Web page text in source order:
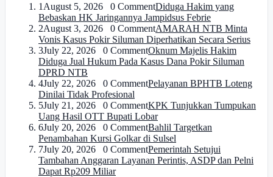
1 August 5, 2026 0 CommentDiduga Hakim yang
Bebaskan HK Jaringannya Jampidsus Febrie
2August 3, 2026 0 CommentAMARAH NTB Minta
Vonis Kasus Pokir Siluman Diperhatikan Secara Serius
3July 22, 2026 0 CommentOknum Majelis Hakim
Diduga Jual Hukum Pada Kasus Dana Pokir Siluman
DPRD NTB
4July 22, 2026 0 CommentPelayanan BPHTB Loteng
Dinilai Tidak Profesional
5July 21, 2026 0 CommentKPK Tunjukkan Tumpukan
Uang Hasil OTT Bupati Lobar
6July 20, 2026 0 CommentBahlil Targetkan
Penambahan Kursi Golkar di Sulsel
7July 20, 2026 0 CommentPemerintah Setujui
Tambahan Anggaran Layanan Perintis, ASDP dan Pelni
Dapat Rp209 Miliar